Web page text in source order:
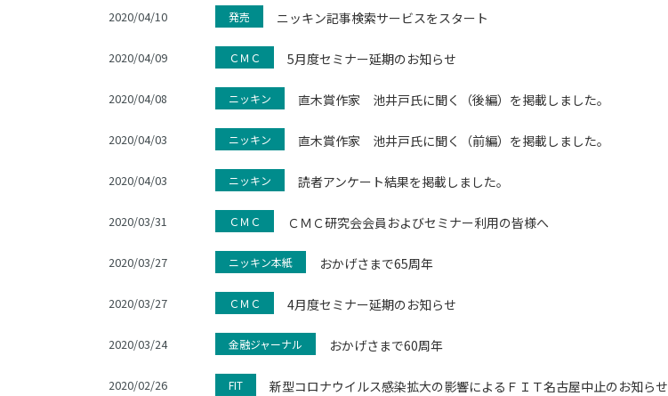
2020/04/10 発売 ニッキン記事検索サービスをスタート
2020/04/09 ＣＭＣ 5月度セミナー延期のお知らせ
2020/04/08 ニッキン 直木賞作家 池井戸氏に聞く（後編）を掲載しました。
2020/04/03 ニッキン 直木賞作家 池井戸氏に聞く（前編）を掲載しました。
2020/04/03 ニッキン 読者アンケート結果を掲載しました。
2020/03/31 ＣＭＣ ＣＭＣ研究会会員およびセミナー利用の皆様へ
2020/03/27 ニッキン本紙 おかげさまで65周年
2020/03/27 ＣＭＣ 4月度セミナー延期のお知らせ
2020/03/24 金融ジャーナル おかげさまで60周年
2020/02/26 FIT 新型コロナウイルス感染拡大の影響によるＦＩＴ名古屋中止のお知らせ